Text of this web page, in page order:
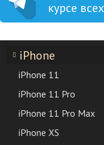
курсе
iPhone
iPhone 11
iPhone 11 Pro
iPhone 11 Pro Max
iPhone XS